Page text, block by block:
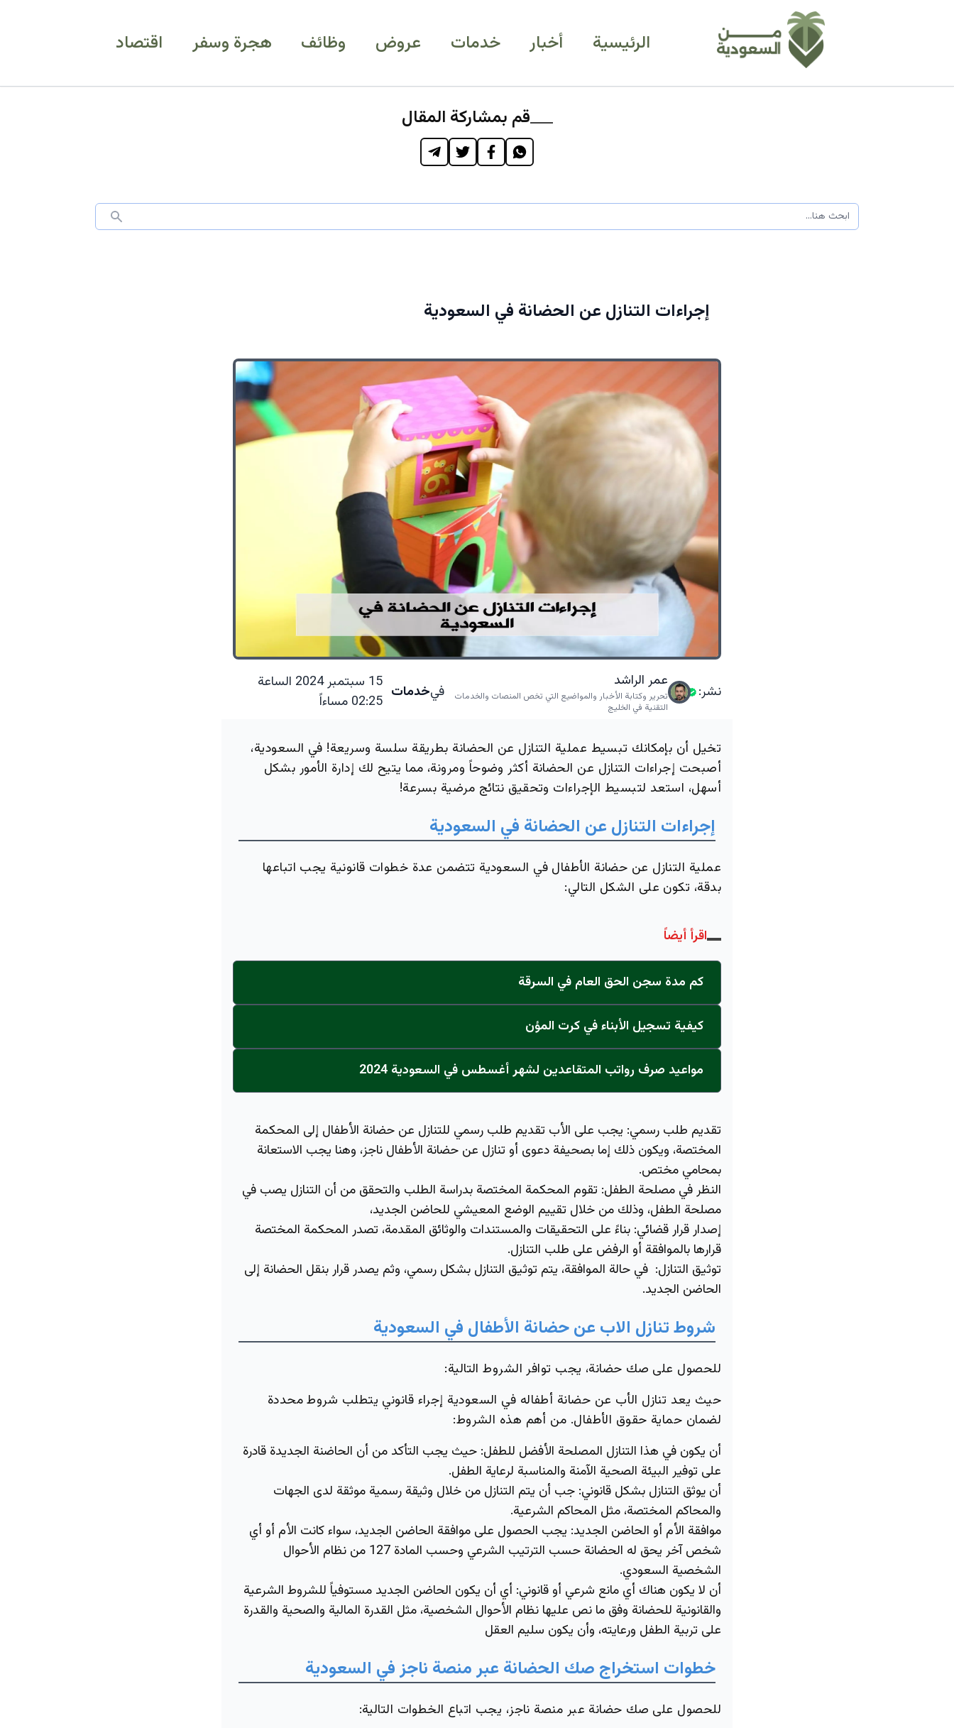
الرئيسية أخبار خدمات عروض وظائف هجرة وسفر اقتصاد
قم بمشاركة المقال
إجراءات التنازل عن الحضانة في السعودية
نشر:
عمر الراشد
تحرير وكتابة الأخبار والمواضيع التي تخص المنصات والخدمات
التقنية في الخليج
فيخدمات
15 سبتمبر 2024 الساعة
02:25 مساءاً
تخيل أن بإمكانك تبسيط عملية التنازل عن الحضانة بطريقة سلسة وسريعة! في السعودية،
أصبحت إجراءات التنازل عن الحضانة أكثر وضوحاً ومرونة، مما يتيح لك إدارة الأمور بشكل
أسهل، استعد لتبسيط الإجراءات وتحقيق نتائج مرضية بسرعة!
إجراءات التنازل عن الحضانة في السعودية
عملية التنازل عن حضانة الأطفال في السعودية تتضمن عدة خطوات قانونية يجب اتباعها
بدقة، تكون على الشكل التالي:
اقرأ أيضاً
كم مدة سجن الحق العام في السرقة
كيفية تسجيل الأبناء في كرت المؤن
مواعيد صرف رواتب المتقاعدين لشهر أغسطس في السعودية 2024
تقديم طلب رسمي: يجب على الأب تقديم طلب رسمي للتنازل عن حضانة الأطفال إلى المحكمة
المختصة، ويكون ذلك إما بصحيفة دعوى أو تنازل عن حضانة الأطفال ناجز، وهنا يجب الاستعانة
بمحامي مختص.
النظر في مصلحة الطفل: تقوم المحكمة المختصة بدراسة الطلب والتحقق من أن التنازل يصب في
مصلحة الطفل، وذلك من خلال تقييم الوضع المعيشي للحاضن الجديد،
إصدار قرار قضائي: بناءً على التحقيقات والمستندات والوثائق المقدمة، تصدر المحكمة المختصة
قرارها بالموافقة أو الرفض على طلب التنازل.
توثيق التنازل: في حالة الموافقة، يتم توثيق التنازل بشكل رسمي، وثم يصدر قرار بنقل الحضانة إلى
الحاضن الجديد.
شروط تنازل الاب عن حضانة الأطفال في السعودية
للحصول على صك حضانة، يجب توافر الشروط التالية:
حيث يعد تنازل الأب عن حضانة أطفاله في السعودية إجراء قانوني يتطلب شروط محددة
لضمان حماية حقوق الأطفال. من أهم هذه الشروط:
أن يكون في هذا التنازل المصلحة الأفضل للطفل: حيث يجب التأكد من أن الحاضنة الجديدة قادرة
على توفير البيئة الصحية الآمنة والمناسبة لرعاية الطفل.
أن يوثق التنازل بشكل قانوني: جب أن يتم التنازل من خلال وثيقة رسمية موثقة لدى الجهات
والمحاكم المختصة، مثل المحاكم الشرعية.
موافقة الأم أو الحاضن الجديد: يجب الحصول على موافقة الحاضن الجديد، سواء كانت الأم أو أي
شخص آخر يحق له الحضانة حسب الترتيب الشرعي وحسب المادة 127 من نظام الأحوال
الشخصية السعودي.
أن لا يكون هناك أي مانع شرعي أو قانوني: أي أن يكون الحاضن الجديد مستوفياً للشروط الشرعية
والقانونية للحضانة وفق ما نص عليها نظام الأحوال الشخصية، مثل القدرة المالية والصحية والقدرة
على تربية الطفل ورعايته، وأن يكون سليم العقل
خطوات استخراج صك الحضانة عبر منصة ناجز في السعودية
للحصول على صك حضانة عبر منصة ناجز، يجب اتباع الخطوات التالية: